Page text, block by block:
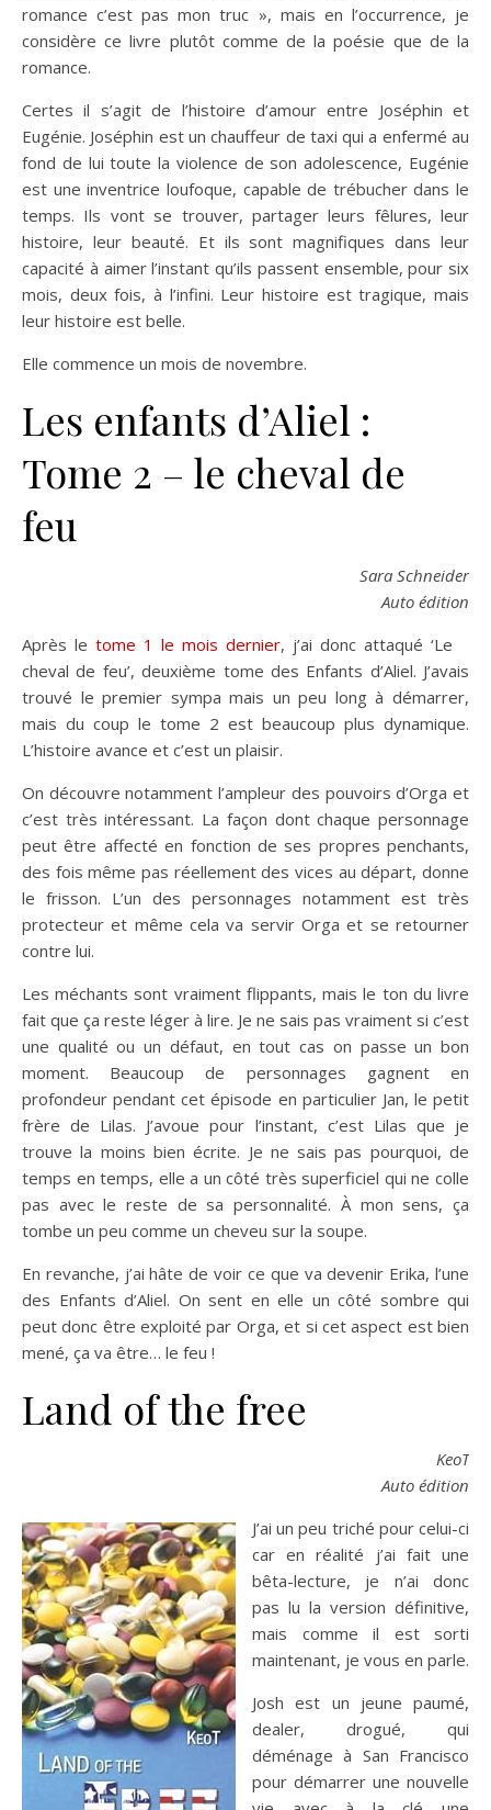
romance c’est pas mon truc », mais en l’occurrence, je
considère ce livre plutôt comme de la poésie que de la
romance.
Certes il s’agit de l’histoire d’amour entre Joséphin et
Eugénie. Joséphin est un chauffeur de taxi qui a enfermé au
fond de lui toute la violence de son adolescence, Eugénie
est une inventrice loufoque, capable de trébucher dans le
temps. Ils vont se trouver, partager leurs fêlures, leur
histoire, leur beauté. Et ils sont magnifiques dans leur
capacité à aimer l’instant qu’ils passent ensemble, pour six
mois, deux fois, à l’infini. Leur histoire est tragique, mais
leur histoire est belle.
Elle commence un mois de novembre.
Les enfants d’Aliel :
Tome 2 – le cheval de
feu
Sara Schneider
Auto édition
Après le tome 1 le mois dernier, j’ai donc attaqué ‘Le
cheval de feu’, deuxième tome des Enfants d’Aliel. J’avais
trouvé le premier sympa mais un peu long à démarrer,
mais du coup le tome 2 est beaucoup plus dynamique.
L’histoire avance et c’est un plaisir.
On découvre notamment l’ampleur des pouvoirs d’Orga et
c’est très intéressant. La façon dont chaque personnage
peut être affecté en fonction de ses propres penchants,
des fois même pas réellement des vices au départ, donne
le frisson. L’un des personnages notamment est très
protecteur et même cela va servir Orga et se retourner
contre lui.
Les méchants sont vraiment flippants, mais le ton du livre
fait que ça reste léger à lire. Je ne sais pas vraiment si c’est
une qualité ou un défaut, en tout cas on passe un bon
moment. Beaucoup de personnages gagnent en
profondeur pendant cet épisode en particulier Jan, le petit
frère de Lilas. J’avoue pour l’instant, c’est Lilas que je
trouve la moins bien écrite. Je ne sais pas pourquoi, de
temps en temps, elle a un côté très superficiel qui ne colle
pas avec le reste de sa personnalité. À mon sens, ça
tombe un peu comme un cheveu sur la soupe.
En revanche, j’ai hâte de voir ce que va devenir Erika, l’une
des Enfants d’Aliel. On sent en elle un côté sombre qui
peut donc être exploité par Orga, et si cet aspect est bien
mené, ça va être… le feu !
Land of the free
KeoT
Auto édition
J’ai un peu triché pour celui-ci
car en réalité j’ai fait une
bêta-lecture, je n’ai donc
pas lu la version définitive,
mais comme il est sorti
maintenant, je vous en parle.
Josh est un jeune paumé,
dealer, drogué, qui
déménage à San Francisco
pour démarrer une nouvelle